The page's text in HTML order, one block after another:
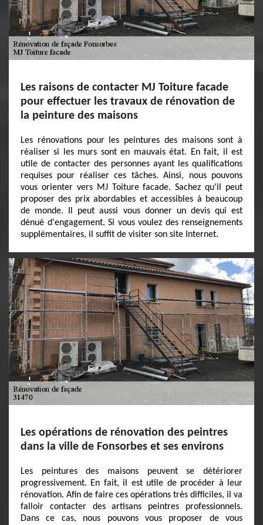
Les raisons de contacter MJ Toiture facade
pour effectuer les travaux de rénovation de
la peinture des maisons
Les rénovations pour les peintures des maisons sont à
réaliser si les murs sont en mauvais état. En fait, il est
utile de contacter des personnes ayant les qualifications
requises pour réaliser ces tâches. Ainsi, nous pouvons
vous orienter vers MJ Toiture facade. Sachez qu'il peut
proposer des prix abordables et accessibles à beaucoup
de monde. Il peut aussi vous donner un devis qui est
dénué d'engagement. Si vous voulez des renseignements
supplémentaires, il suffit de visiter son site Internet.
Les opérations de rénovation des peintres
dans la ville de Fonsorbes et ses environs
Les peintures des maisons peuvent se détériorer
progressivement. En fait, il est utile de procéder à leur
rénovation. Afin de faire ces opérations très difficiles, il va
falloir contacter des artisans peintres professionnels.
Dans ce cas, nous pouvons vous proposer de vous